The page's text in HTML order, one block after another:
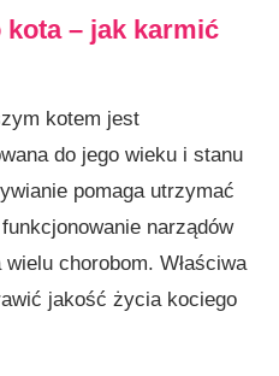
kota – jak karmić
kotem jest
do jego wieku i stanu
pomaga utrzymać
narządów
chorobom. Właściwa
jakość życia kociego